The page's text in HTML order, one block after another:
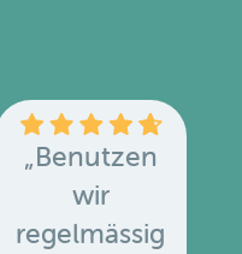
„Benutzen
wir
regelmässig